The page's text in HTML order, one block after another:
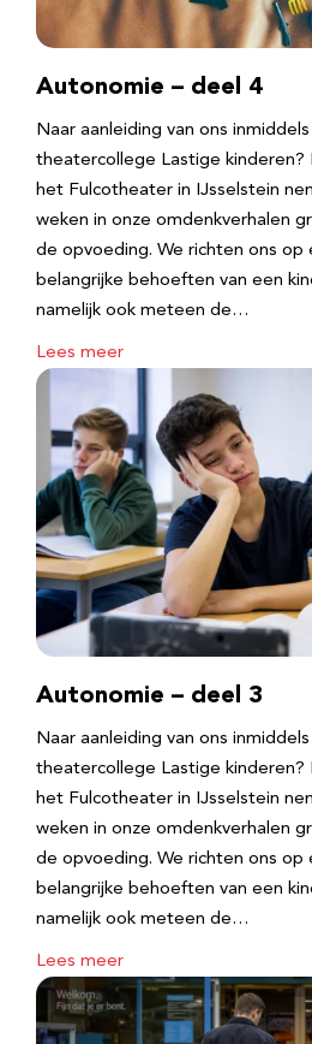
Autonomie – deel 4
Naar aanleiding van ons
theatercollege Lastige kinderen?
het Fulcotheater in IJsselstein
weken in onze omdenkverhalen
de opvoeding. We richten ons op
belangrijke behoeften van een
namelijk ook meteen de…
Lees meer
Autonomie – deel 3
Naar aanleiding van ons
theatercollege Lastige kinderen?
het Fulcotheater in IJsselstein
weken in onze omdenkverhalen
de opvoeding. We richten ons op
belangrijke behoeften van een
namelijk ook meteen de…
Lees meer